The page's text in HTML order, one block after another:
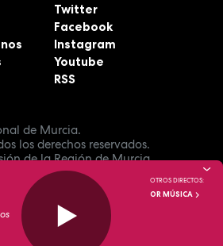
de Murcia.
los derechos reservados.
de la Región de Murcia.
Twitter
Facebook
Instagram
Youtube
RSS
OTROS DIRECTOS:
OR MÚSICA